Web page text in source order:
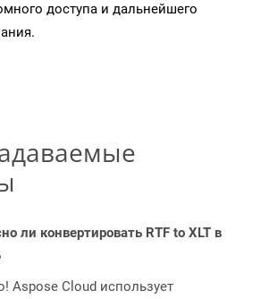
доступа и дальнейшего
ли конвертировать RTF to XLT в
Aspose Cloud использует